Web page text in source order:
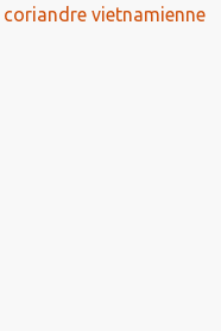
vietnamienne